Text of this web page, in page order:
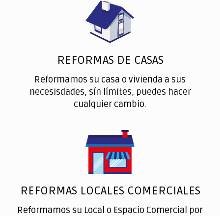
REFORMAS DE CASAS
Reformamos su casa o vivienda a sus
necesisdades, sín límites, puedes hacer
cualquier cambio.
REFORMAS LOCALES COMERCIALES
Reformamos su Local o Espacio Comercial por